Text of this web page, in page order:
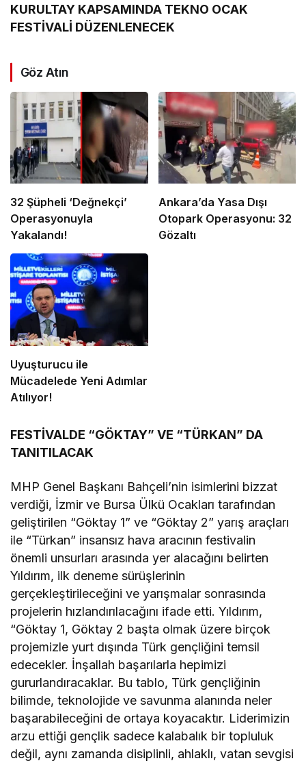
KURULTAY KAPSAMINDA TEKNO OCAK
FESTİVALİ DÜZENLENECEK
Göz Atın
32 Şüpheli ‘Değnekçi’
Operasyonuyla
Yakalandı!
Ankara’da Yasa Dışı
Otopark Operasyonu: 32
Gözaltı
Uyuşturucu ile
Mücadelede Yeni Adımlar
Atılıyor!
FESTİVALDE “GÖKTAY” VE “TÜRKAN” DA
TANITILACAK
MHP Genel Başkanı Bahçeli’nin isimlerini bizzat
verdiği, İzmir ve Bursa Ülkü Ocakları tarafından
geliştirilen “Göktay 1” ve “Göktay 2” yarış araçları
ile “Türkan” insansız hava aracının festivalin
önemli unsurları arasında yer alacağını belirten
Yıldırım, ilk deneme sürüşlerinin
gerçekleştirileceğini ve yarışmalar sonrasında
projelerin hızlandırılacağını ifade etti. Yıldırım,
“Göktay 1, Göktay 2 başta olmak üzere birçok
projemizle yurt dışında Türk gençliğini temsil
edecekler. İnşallah başarılarla hepimizi
gururlandıracaklar. Bu tablo, Türk gençliğinin
bilimde, teknolojide ve savunma alanında neler
başarabileceğini de ortaya koyacaktır. Liderimizin
arzu ettiği gençlik sadece kalabalık bir topluluk
değil, aynı zamanda disiplinli, ahlaklı, vatan sevgisi